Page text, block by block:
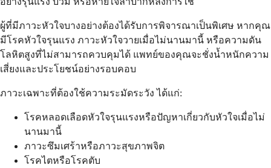
ผู้ที่มีภาวะหัวใจบางอย่างต้องได้รับการพิจารณาเป็นพิเศษ หากคุณ
มีโรคหัวใจรุนแรง ภาวะหัวใจวายเมื่อไม่นานมานี้ หรือความดัน
โลหิตสูงที่ไม่สามารถควบคุมได้ แพทย์ของคุณจะชั่งน้ำหนักความ
เสี่ยงและประโยชน์อย่างรอบคอบ
ภาวะเฉพาะที่ต้องใช้ความระมัดระวัง ได้แก่:
โรคหลอดเลือดหัวใจรุนแรงหรือปัญหาเกี่ยวกับหัวใจเมื่อไม่
นานมานี้
ภาวะซึมเศร้าหรือภาวะสุขภาพจิต
โรคไตหรือโรคตับ